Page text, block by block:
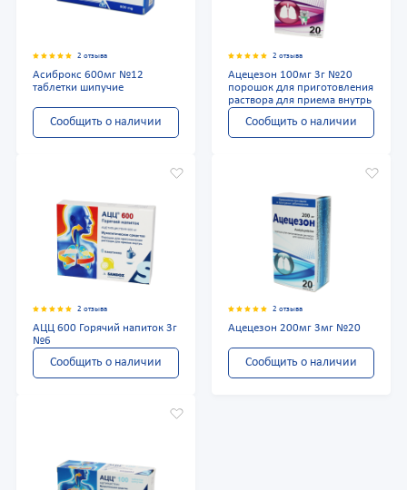
2 отзыва
Асиброкс 600мг №12
таблетки шипучие
Сообщить о наличии
2 отзыва
Ацецезон 100мг 3г №20
порошок для приготовления
раствора для приема внутрь
Сообщить о наличии
2 отзыва
АЦЦ 600 Горячий напиток 3г
№6
Сообщить о наличии
2 отзыва
Ацецезон 200мг 3мг №20
Сообщить о наличии